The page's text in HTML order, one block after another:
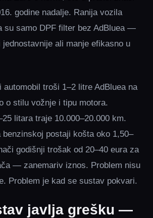
godine nadalje. Ranija vozila
su samo DPF filter bez AdBluea —
ali manje efikasno u
automobil troši 1–2 litre AdBluea na
o stilu vožnje i tipu motora.
litara traje 10.000–20.000 km.
benzinskoj postaji košta oko 1,50–
godišnji trošak od 20–40 eura za
— zanemariv iznos. Problem nisu
Problem je kad se sustav pokvari.
javlja grešku —